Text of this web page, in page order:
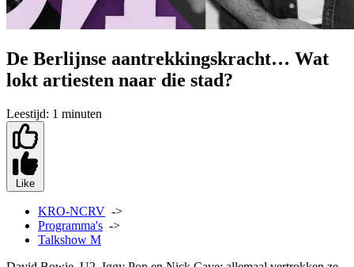
De Berlijnse aantrekkingskracht… Wat
lokt artiesten naar die stad?
Leestijd: 1 minuten
Like
KRO-NCRV ->
Programma's ->
Talkshow M